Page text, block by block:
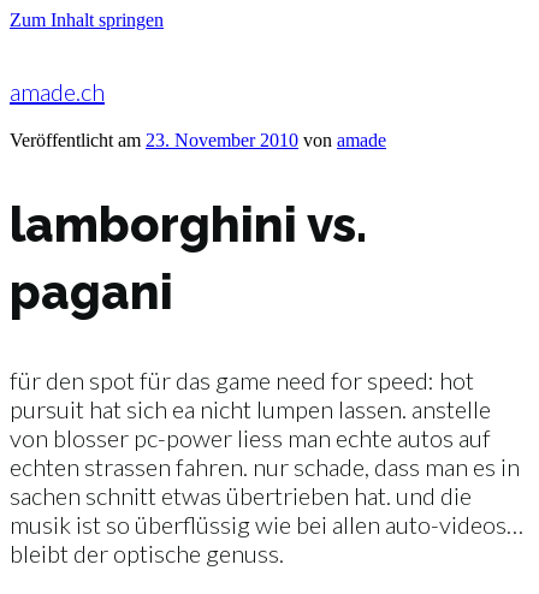
Zum Inhalt springen
amade.ch
Veröffentlicht am 23. November 2010 von amade
lamborghini vs.
pagani
für den spot für das game need for speed: hot
pursuit hat sich ea nicht lumpen lassen. anstelle
von blosser pc-power liess man echte autos auf
echten strassen fahren. nur schade, dass man es in
sachen schnitt etwas übertrieben hat. und die
musik ist so überflüssig wie bei allen auto-videos…
bleibt der optische genuss.